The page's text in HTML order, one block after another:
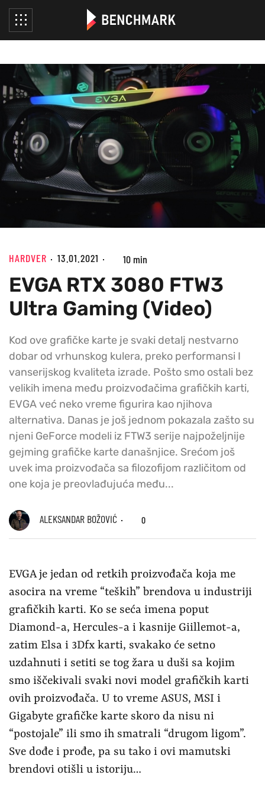
HARDVER 13.01.2021 10 min
EVGA RTX 3080 FTW3
Ultra Gaming (Video)
Kod ove grafičke karte je svaki detalj nestvarno
dobar od vrhunskog kulera, preko performansi I
vanserijskog kvaliteta izrade. Pošto smo ostali bez
velikih imena među proizvođačima grafičkih karti,
EVGA već neko vreme figurira kao njihova
alternativa. Danas je još jednom pokazala zašto su
njeni GeForce modeli iz FTW3 serije najpoželjnije
gejming grafičke karte današnjice. Srećom još
uvek ima proizvođača sa filozofijom različitom od
one koja je preovlađujuća među...
ALEKSANDAR BOŽOVIĆ 0
EVGA je jedan od retkih proizvođača koja me
asocira na vreme “teških” brendova u industriji
grafičkih karti. Ko se seća imena poput
Diamond-a, Hercules-a i kasnije Giillemot-a,
zatim Elsa i 3Dfx karti, svakako će setno
uzdahnuti i setiti se tog žara u duši sa kojim
smo iščekivali svaki novi model grafičkih karti
ovih proizvođača. U to vreme ASUS, MSI i
Gigabyte grafičke karte skoro da nisu ni
“postojale” ili smo ih smatrali “drugom ligom”.
Sve dođe i prođe, pa su tako i ovi mamutski
brendovi otišli u istoriju…